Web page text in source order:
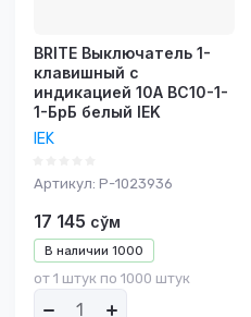
BRITE Выключатель 1-
клавишный с
индикацией 10А ВС10-1-
1-БрБ белый IEK
IEK
Артикул: P-1023936
В наличии 1000
17 145 сўм
от 1 штук по 1000 штук